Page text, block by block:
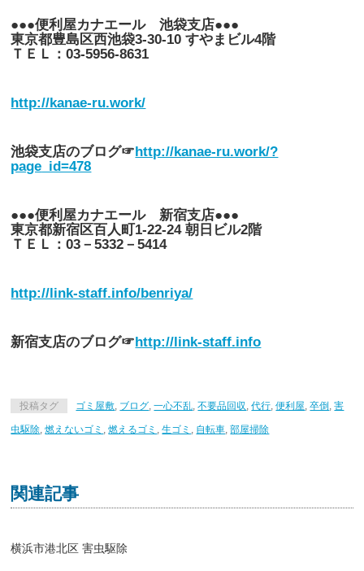
●●●便利屋カナエール 池袋支店●●●
東京都豊島区西池袋3-30-10 すやまビル4階
ＴＥＬ：03-5956-8631
http://kanae-ru.work/
池袋支店のブログ☞ http://kanae-ru.work/?
page _id=478
●●●便利屋カナエール 新宿支店●●●
東京都新宿区百人町1-22-24 朝日ビル2階
ＴＥＬ：03－5332－5414
http://link-staff.info/benriya/
新宿支店のブログ☞ http://link-staff.info
投稿タグ ゴミ屋敷, ブログ,一心不乱,不要品回収,代行,便利屋,卒倒 ,害
虫駆除,燃えないゴミ ,燃えるゴミ ,生ゴミ , 自転車,部屋掃除
関連記事
横浜市港北区 害虫駆除